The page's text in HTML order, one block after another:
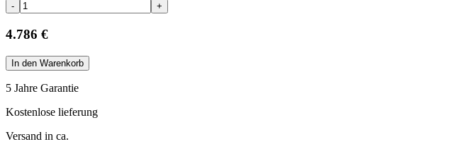
- +
4.786 €
In den Warenkorb
5 Jahre Garantie
Kostenlose lieferung
Versand in ca.